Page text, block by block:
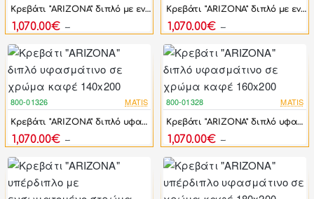
Κρεβάτι "ARIZONA" διπλό με ενσωματομένο στρώμα υφασμάτινο σε χρώμα καφέ 140x200
1,070.00€
Κρεβάτι "ARIZONA" διπλό με ενσωματομένο στρώμα υφασμάτινο σε χρώμα καφέ 160x200
1,070.00€
-17%
800-01326 MATIS
Κρεβάτι "ARIZONA" διπλό υφασμάτινο σε χρώμα καφέ 140x200
1,070.00€
-17%
800-01328 MATIS
Κρεβάτι "ARIZONA" διπλό υφασμάτινο σε χρώμα καφέ 160x200
1,070.00€